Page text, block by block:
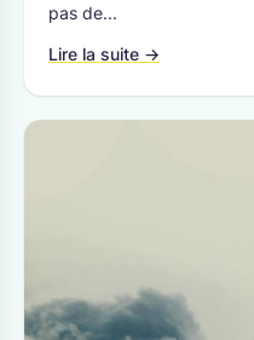
pas de...
Lire la suite →